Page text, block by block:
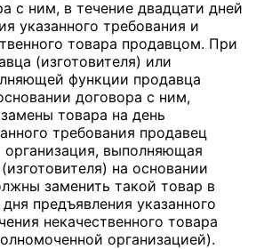
с ним, в течение двадцати дней
указанного требования и
товара продавцом. При
(изготовителя) или
функции продавца
договора с ним,
товара на день
требования продавец
организация, выполняющая
на основании
заменить такой товар в
предъявления указанного
некачественного товара
организацией).